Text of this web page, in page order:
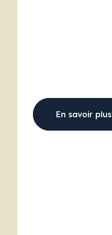
En savoir plus